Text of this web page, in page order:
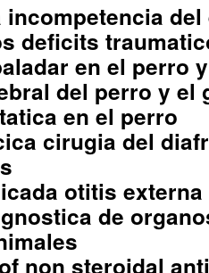
deficits
en el perro
del perro y el
en el perro
cirugia del
otitis externa
de
non steroidal